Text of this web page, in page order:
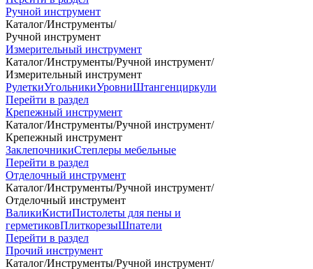
Ручной инструмент
Каталог/Инструменты/
Ручной инструмент
Измерительный инструмент
Каталог/Инструменты/Ручной инструмент/
Измерительный инструмент
РулеткиУгольникиУровниШтангенциркули
Перейти в раздел
Крепежный инструмент
Каталог/Инструменты/Ручной инструмент/
Крепежный инструмент
ЗаклепочникиСтеплеры мебельные
Перейти в раздел
Отделочный инструмент
Каталог/Инструменты/Ручной инструмент/
Отделочный инструмент
ВаликиКистиПистолеты для пены и
герметиковПлиткорезыШпатели
Перейти в раздел
Прочий инструмент
Каталог/Инструменты/Ручной инструмент/